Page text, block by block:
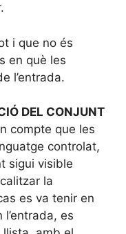
i que no és
en què les
l’entrada.
DEL CONJUNT
compte que les
controlat,
sigui visible
la
es va tenir en
es